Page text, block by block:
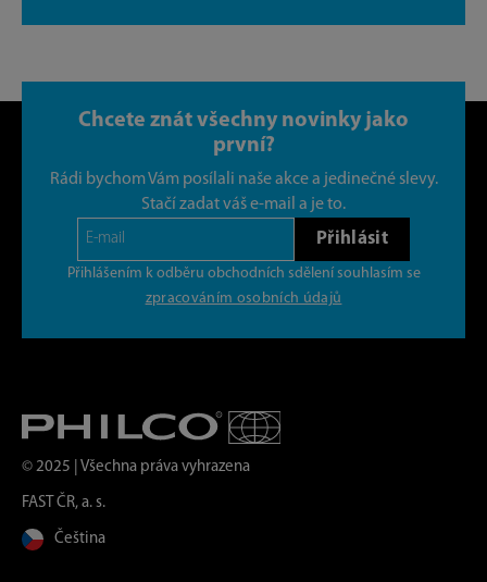
Chcete znát všechny novinky jako
první?
Rádi bychom Vám posílali naše akce a jedinečné slevy.
Stačí zadat váš e-mail a je to.
Přihlásit
Přihlášením k odběru obchodních sdělení souhlasím se
zpracováním osobních údajů
© 2025 | Všechna práva vyhrazena
FAST ČR, a. s.
Čeština